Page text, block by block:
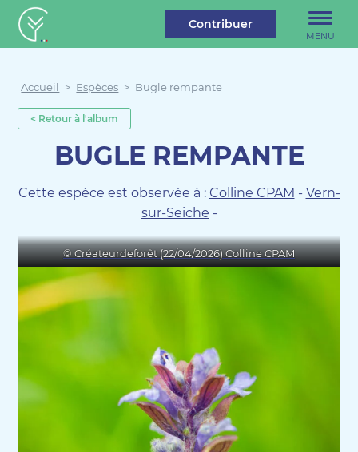
Créateur de forêt
MENU
Contribuer
Accueil > Espèces > Bugle rempante
< Retour à l'album
BUGLE REMPANTE
Cette espèce est observée à : Colline CPAM - Vern-
sur-Seiche -
© Créateurdeforêt (22/04/2026) Colline CPAM